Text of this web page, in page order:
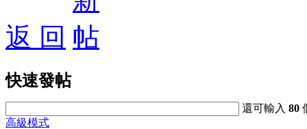
返 回
快速發帖
還可輸入80
高級模式